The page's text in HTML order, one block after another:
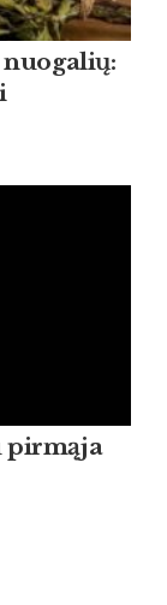
nuogalių:
pirmąja